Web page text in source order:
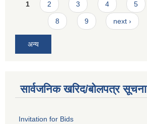
Pages
1 2 3 4 5
8 9 next ›
अन्य
सार्वजनिक खरिद/बोलपत्र सूचना
Invitation for Bids